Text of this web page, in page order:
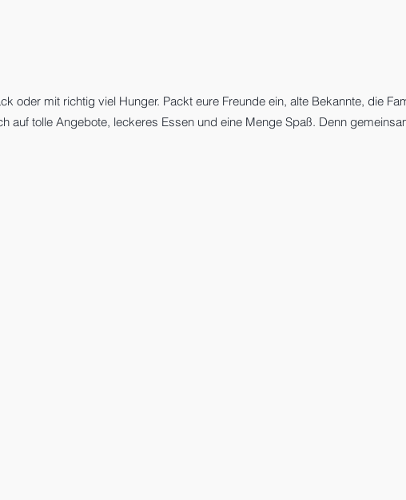
oder mit richtig viel Hunger. Packt eure Freunde ein, alte Bekannte, die
auf tolle Angebote, leckeres Essen und eine Menge Spaß. Denn